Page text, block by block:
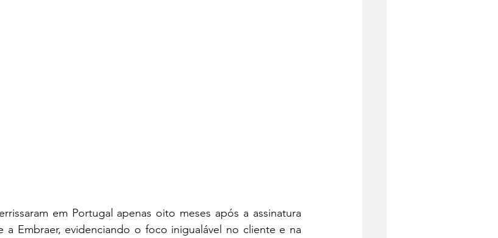
em Portugal apenas oito meses após a assinatura
Embraer, evidenciando o foco inigualável no cliente e na